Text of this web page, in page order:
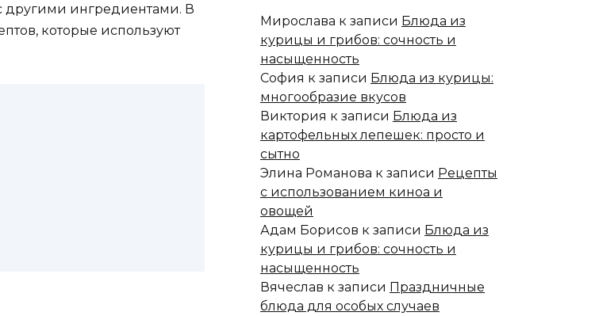
другими ингредиентами. В
которые используют
Мирослава к записи Блюда из
курицы и грибов: сочность и
насыщенность
София к записи Блюда из курицы:
многообразие вкусов
Виктория к записи Блюда из
картофельных лепешек: просто и
сытно
Элина Романова к записи Рецепты
с использованием киноа и
овощей
Адам Борисов к записи Блюда из
курицы и грибов: сочность и
насыщенность
Вячеслав к записи Праздничные
блюда для особых случаев